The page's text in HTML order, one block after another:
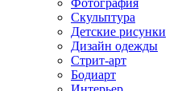
Фотография
Скульптура
Детские рисунки
Дизайн одежды
Стрит-арт
Бодиарт